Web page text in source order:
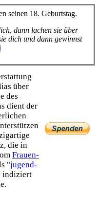
seinen 18. Geburtstag.
dann lachen sie über
dich und dann gewinnst
über
des
dient der
die in
Frauen­
"jugend­
indiziert